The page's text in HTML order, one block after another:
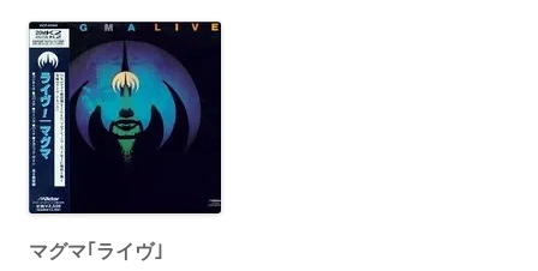
マグマ｢ライヴ｣